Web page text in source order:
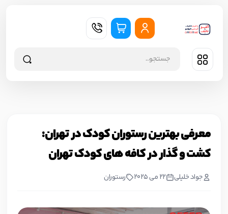
معرفی بهترین رستوران کودک در تهران:
کشت و گذار در کافه های کودک تهران
جواد خليلي 22 می 2025 رستوران